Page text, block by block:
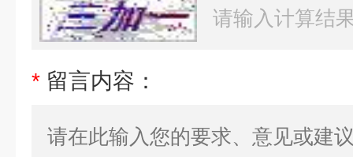
* 留言内容：